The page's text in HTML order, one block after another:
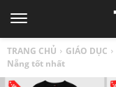
1
TRANG CHỦ GIÁO DỤC
Nẵng tốt nhất